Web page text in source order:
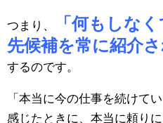
つまり、
「何もしな
先候補を常に紹介
するのです。
「本当に今の仕事を続けて
感じたときに、本当に頼り